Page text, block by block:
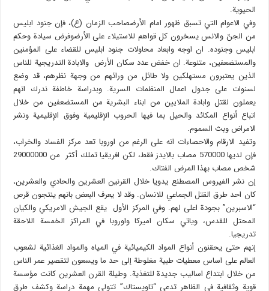
الحيوية.
وفي الاعوام التي تسبق ظهور امام الأرضصاحب الزمان (ع)، فإن جنود ابليس
من الجنّ والانس يسخرون كل قواهم للاستيلاء على الأرضوفرض سيادة وحكم
ابليس وجنوده. ان اوجه وابعاد محاولات جنود ابليس للقضاء على المؤمنين
والمستضعفين، متنوعة. ان خفض عدد سكان الأرض والابادة التدريجية للناس
الذين يعتبرون مستهلكين ولا طائل من ورائهم من وجهة نظرهم، قد وضع
لسنوات على جدول اعمال المنظمات السرية. وبدراسة خاطفة ندرك انهم
يعملون لقتل وابادة الملايين من ابناء البشرية من المستضعفين من خلال
اتباع أنواع المكائد والحيل بما فيها الحروب الإقليمية وفوق الإقليمية ونشر
الامراض وبث السموم.
وتفيد الارقام والاحصاءات انه على الرغم من اوروبا تعد مركز الفساد والخراب،
فإن لديها 570000 مصاب بالايدز فقط، لكن افريقيا تملك أكثر من 29000000
شخص مصاب بهذا المرض الفتاك.
إن نشر الفيروس المصطنع يدويا خلال القرنين العشرين والحادي والعشرين،
كان احد طرق القتل الجماعي للانسان. وقد لا يعرف البعض بانهم ينتجون قرص
“الاسبرين” بجودة اعلى لهم. وفي المركز الأول يقع الجيش الامريكي والكيان
المحتل للقدس، وياتي سكان اميركا واوروبا في المراكز الخمسة اللاحقة
تدريجيا.
إنهم حتى يحقنون أنواع المواد الكيميائية في المياه والمواد الغذائية لشعوب
العالم على اساس معطيات طبية مغلوطة إلى حد ما ويسعون لتقصير عمر الناس
من خلال ابتداع اساليب جديدة للتغذية. وطيلة القرن العشرين كانت مؤسسة
قوية وثقافية في الظاهر تدعى “تاويستاك” تتولى مهمة دراسة وكشف طرق